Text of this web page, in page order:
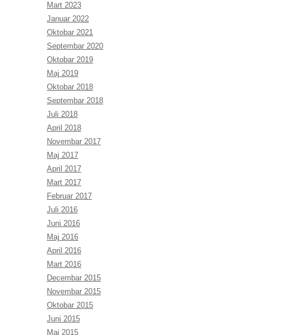
Mart 2023
Januar 2022
Oktobar 2021
Septembar 2020
Oktobar 2019
Maj 2019
Oktobar 2018
Septembar 2018
Juli 2018
April 2018
Novembar 2017
Maj 2017
April 2017
Mart 2017
Februar 2017
Juli 2016
Juni 2016
Maj 2016
April 2016
Mart 2016
Decembar 2015
Novembar 2015
Oktobar 2015
Juni 2015
Maj 2015